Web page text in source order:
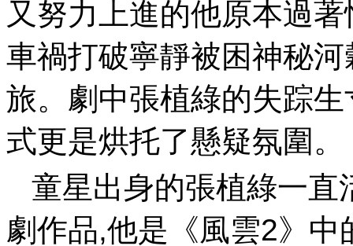
又努力上進的他原本過
車禍打破寧靜被困神秘
旅。劇中張植綠的失
式更是烘托了懸疑氛圍。
童星出身的張植綠一直
劇作品,他是《風雲2》